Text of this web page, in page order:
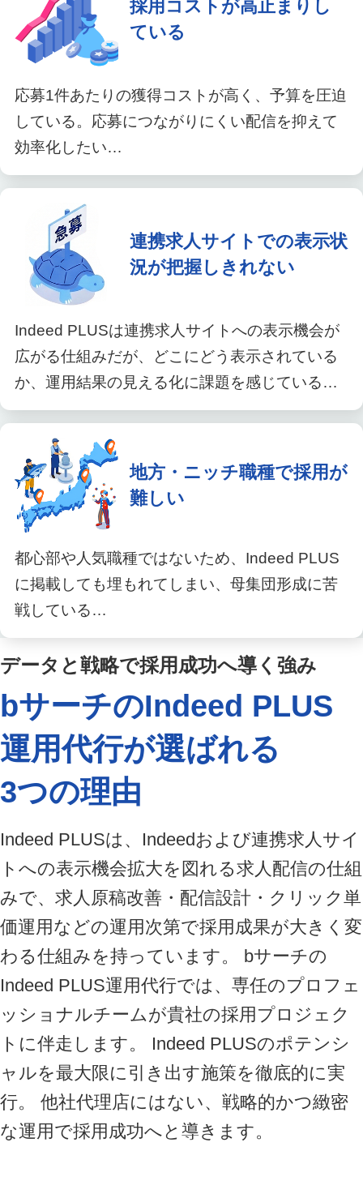
採用コストが高止まりし
ている
応募1件あたりの獲得コストが高く、予算を圧迫
している。応募につながりにくい配信を抑えて
効率化したい…
連携求人サイトでの表示状
況が把握しきれない
Indeed PLUSは連携求人サイトへの表示機会が
広がる仕組みだが、どこにどう表示されている
か、運用結果の見える化に課題を感じている…
地方・ニッチ職種で採用が
難しい
都心部や人気職種ではないため、Indeed PLUS
に掲載しても埋もれてしまい、母集団形成に苦
戦している…
データと戦略で採用成功へ導く強み
bサーチのIndeed PLUS
運用代行が選ばれる
3つの理由
Indeed PLUSは、Indeedおよび連携求人サイ
トへの表示機会拡大を図れる求人配信の仕組
みで、求人原稿改善・配信設計・クリック単
価運用などの運用次第で採用成果が大きく変
わる仕組みを持っています。 bサーチの
Indeed PLUS運用代行では、専任のプロフェ
ッショナルチームが貴社の採用プロジェク
トに伴走します。 Indeed PLUSのポテンシ
ャルを最大限に引き出す施策を徹底的に実
行。 他社代理店にはない、戦略的かつ緻密
な運用で採用成功へと導きます。